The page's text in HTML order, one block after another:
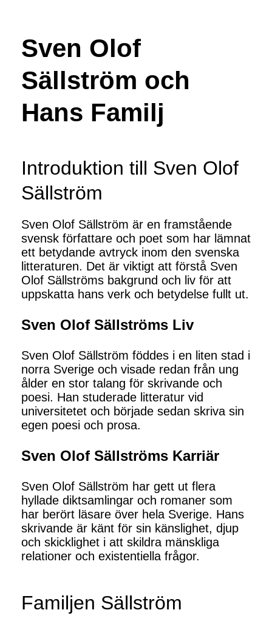
Sven Olof
Sällström och
Hans Familj
Introduktion till Sven Olof
Sällström
Sven Olof Sällström är en framstående
svensk författare och poet som har lämnat
ett betydande avtryck inom den svenska
litteraturen. Det är viktigt att förstå Sven
Olof Sällströms bakgrund och liv för att
uppskatta hans verk och betydelse fullt ut.
Sven Olof Sällströms Liv
Sven Olof Sällström föddes i en liten stad i
norra Sverige och visade redan från ung
ålder en stor talang för skrivande och
poesi. Han studerade litteratur vid
universitetet och började sedan skriva sin
egen poesi och prosa.
Sven Olof Sällströms Karriär
Sven Olof Sällström har gett ut flera
hyllade diktsamlingar och romaner som
har berört läsare över hela Sverige. Hans
skrivande är känt för sin känslighet, djup
och skicklighet i att skildra mänskliga
relationer och existentiella frågor.
Familjen Sällström